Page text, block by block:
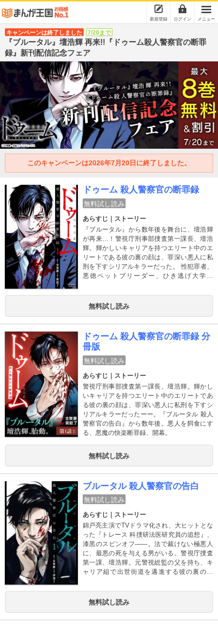
新規登録 ログイン メニュー
キャンペーンは終了しました 7/20まで
『ブルータル』壇浩輝 再来!!『ドゥーム殺人警察官の断罪
録』新刊配信記念フェア
このキャンペーンは2026年7月20日に終了しました。
ドゥーム 殺人警察官の断罪録
無料試し読み
あらすじ｜ストーリー
『ブルータル』から数年後を舞台に、壇浩輝
が再来…！警視庁刑事部捜査第一課長、壇浩
輝。輝かしいキャリアを持つエリート中のエ
リートである彼の裏の顔は、罪深い悪人に私
刑を下すシリアルキラーだった。 性犯罪者、
悪徳ペットブリーダー、ひき逃げ大学教
に陥れ、彼は微笑む。悪人を餌食にする悪魔
の快楽断罪録、第1巻。
無料試し読み
ドゥーム 殺人警察官の断罪録 分
冊版
無料試し読み
あらすじ｜ストーリー
警視庁刑事部捜査第一課長、壇浩輝。輝かし
いキャリアを持つエリート中のエリートであ
る彼の裏の顔は、罪深い悪人に私刑を下すシ
リアルキラーだったーー。『ブルータル 殺人
警察官の告白』から数年後。悪人を餌食にす
る、悪魔の快楽断罪録、開幕。
無料試し読み
ブルータル 殺人警察官の告白
無料試し読み
あらすじ｜ストーリー
錦戸亮主演でTVドラマ化され、大ヒットとな
った『トレース 科捜研法医研究員の追想』、
漆黒のスピンオフ――。法で裁けない極悪人
に、最悪の死を与える男がいる。警視庁捜査
第一課、壇浩輝。元警視総監の父を持ち、キ
ャリア組で出世街道を邁進する彼の裏の顔
アルキラー。悪人に、死刑を超える私刑を贈
る純黒のサスペンス――。
無料試し読み